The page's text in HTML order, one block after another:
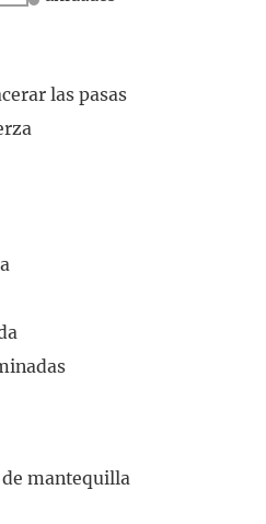
las pasas
mantequilla